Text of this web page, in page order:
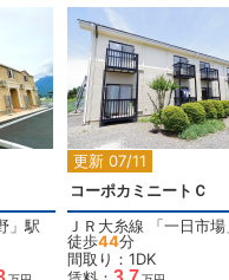
」駅
更新 07/11
2
コーポカミニートＣ
ＪＲ大糸線 「一日市場
徒歩44分
間取り：1DK